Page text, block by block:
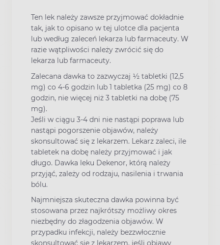
Ten lek należy zawsze przyjmować dokładnie
tak, jak to opisano w tej ulotce dla pacjenta
lub według zaleceń lekarza lub farmaceuty. W
razie wątpliwości należy zwrócić się do
lekarza lub farmaceuty.
Zalecana dawka to zazwyczaj ½ tabletki (12,5
mg) co 4-6 godzin lub 1 tabletka (25 mg) co 8
godzin, nie więcej niż 3 tabletki na dobę (75
mg).
Jeśli w ciągu 3-4 dni nie nastąpi poprawa lub
nastąpi pogorszenie objawów, należy
skonsultować się z lekarzem. Lekarz zaleci, ile
tabletek na dobę należy przyjmować i jak
długo. Dawka leku Dekenor, którą należy
przyjąć, zależy od rodzaju, nasilenia i trwania
bólu.
Najmniejsza skuteczna dawka powinna być
stosowana przez najkrótszy możliwy okres
niezbędny do złagodzenia objawów. W
przypadku infekcji, należy bezzwłocznie
skonsultować się z lekarzem, jeśli objawy